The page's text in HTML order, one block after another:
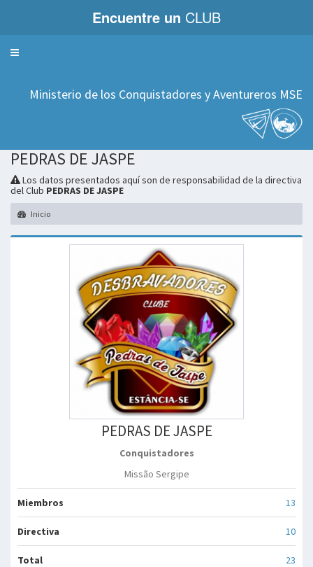
Encuentre un CLUB
Servicios
Ministerio de los Conquistadores y Aventureros MSE
PEDRAS DE JASPE
Los datos presentados aquí son de responsabilidad de la directiva
del Club PEDRAS DE JASPE
Inicio
PEDRAS DE JASPE
Conquistadores
Missão Sergipe
Miembros 13
Directiva 10
Total 23